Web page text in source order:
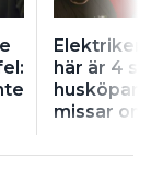
här är 4
husköpare
missar